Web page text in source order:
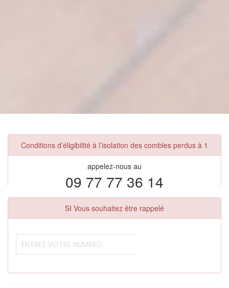
Conditions d’éligibilité à l’isolation des combles perdus à 1
appelez-nous au
09 77 77 36 14
SI Vous souhaitez être rappelé